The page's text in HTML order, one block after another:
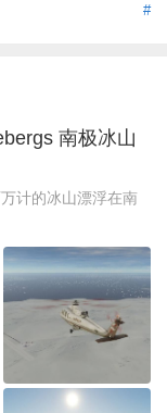
#
南极冰山
计的冰山漂浮在南